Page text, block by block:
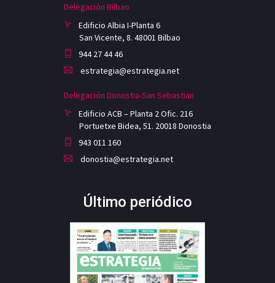
Delegación Bilbao
Edificio Albia I-Planta 6
San Vicente, 8. 48001 Bilbao
944 27 44 46
estrategia@estrategia.net
Delegación Donostia-San Sebastian
Edificio ACB – Planta 2 Ofic. 216
Portuetxe Bidea, 51. 20018 Donostia
943 011 160
donostia@estrategia.net
Último periódico